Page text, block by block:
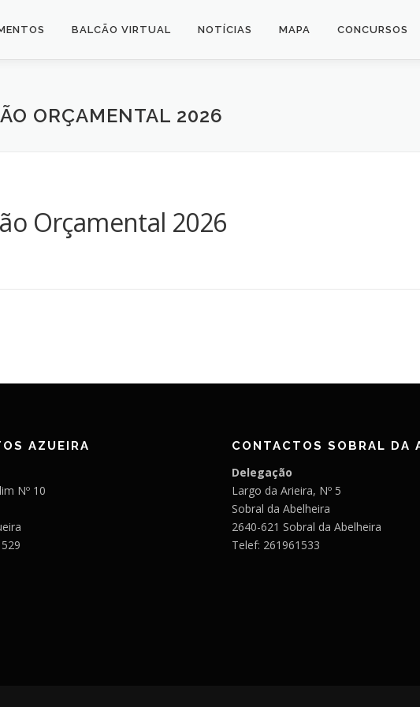
BALCÃO VIRTUAL NOTÍCIAS MAPA CONCURSOS
ORÇAMENTAL 2026
Orçamental 2026
AZUEIRA
Nº 10
CONTACTOS SOBRAL DA
Delegação
Largo da Arieira, Nº 5
Sobral da Abelheira
2640-621 Sobral da Abelheira
Telef: 261961533